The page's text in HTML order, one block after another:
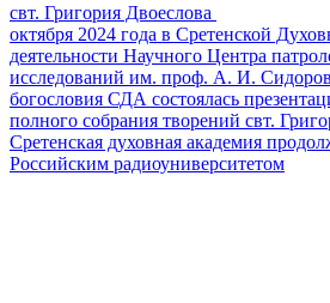
свт. Григория Двоеслова
октября 2024 года в Сретенской
деятельности Научного Центра
исследований им. проф. А. И.
богословия СДА состоялась
полного собрания творений свт.
Сретенская духовная академия
Российским радиоуниверситетом